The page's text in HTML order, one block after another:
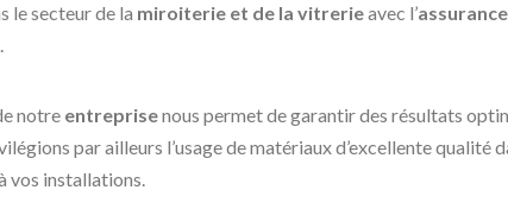
le secteur de la miroiterie et de la vitrerieavec l’
.
notre entreprisenous permet de garantir des résultats
par ailleurs l’usage de matériaux d’excellente qualité
vos installations.